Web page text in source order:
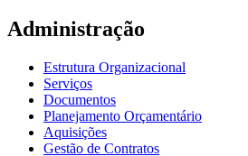
Administração
Estrutura Organizacional
Serviços
Documentos
Planejamento Orçamentário
Aquisições
Gestão de Contratos